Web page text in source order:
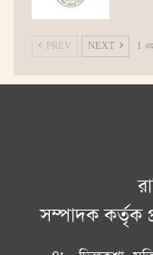
PREV NEXT 1
সম্পাদক কর্তৃক